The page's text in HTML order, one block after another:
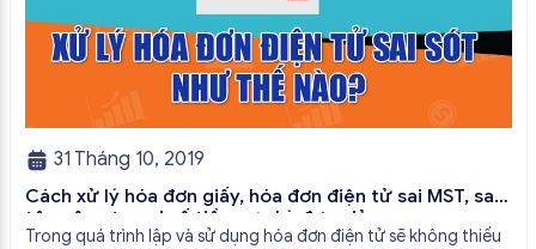
31 Tháng 10, 2019
Cách xử lý hóa đơn giấy, hóa đơn điện tử sai MST, sai
tên công ty, sai số tiền cực kỳ đơn giản
Trong quá trình lập và sử dụng hóa đơn điện tử sẽ không thiếu